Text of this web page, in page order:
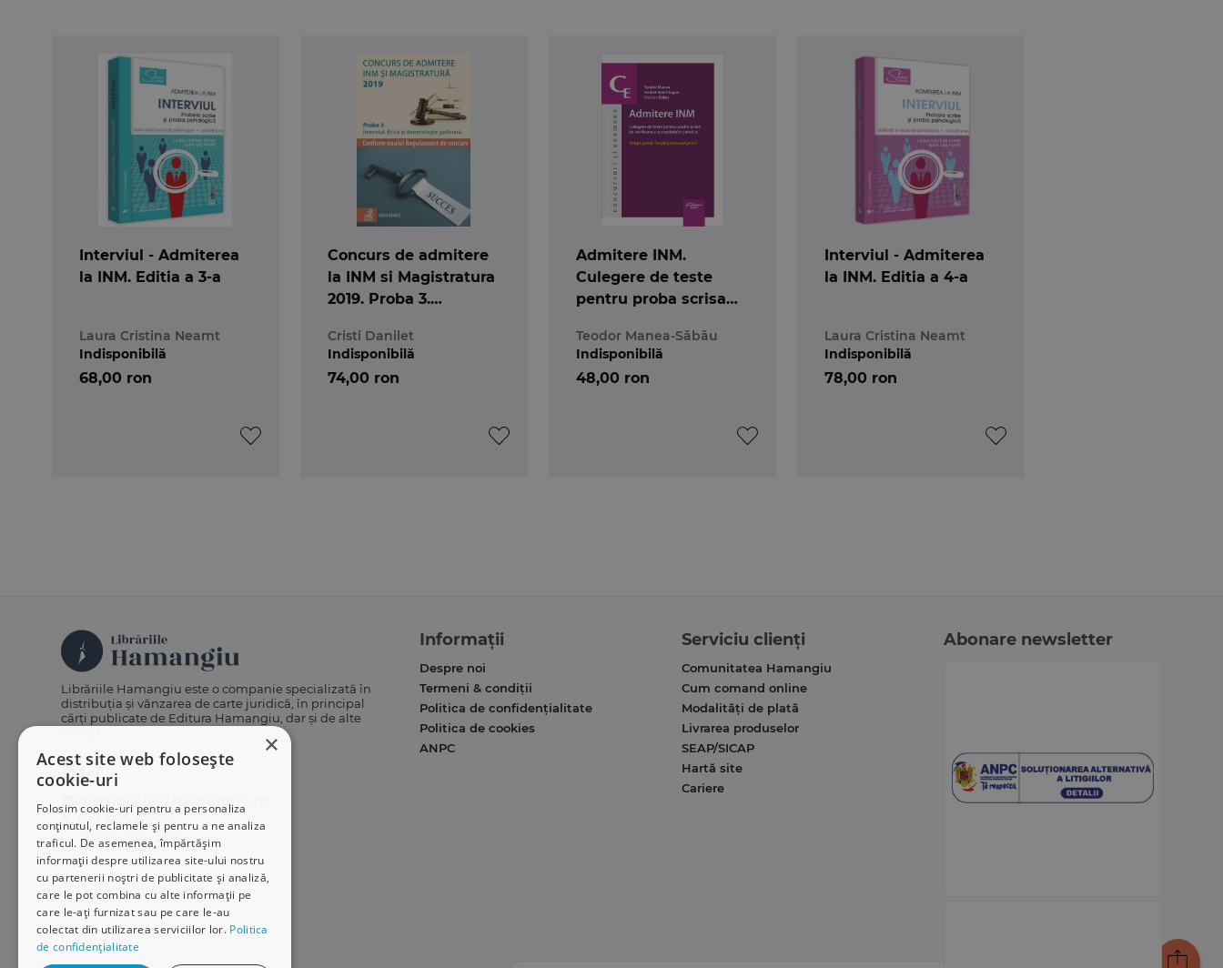
Interviul - Admiterea
la INM. Editia a 3-a
Laura Cristina Neamt
68,00 ron
Indisponibilă
Concurs de admitere
la INM si Magistratura
2019. Proba 3.
deontologie judiciara
Cristi Danilet
74,00 ron
Indisponibilă
Admitere INM.
Culegere de teste
pentru proba scrisa
cunostintelor juridice.
Drept penal. Drept
procesual penal
Teodor Manea-Săbău
48,00 ron
Indisponibilă
Interviul - Admiterea
la INM. Editia a 4-a
Laura Cristina Neamt
78,00 ron
Indisponibilă
×
Acest site web folosește
cookie-uri
Folosim cookie-uri pentru a personaliza
conținutul, reclamele și pentru a ne analiza
traficul. De asemenea, împărtășim
informații despre utilizarea site-ului nostru
cu partenerii noștri de publicitate și analiză,
care le pot combina cu alte informații pe
care le-ați furnizat sau pe care le-au
colectat din utilizarea serviciilor lor. Politica
de confidențialitate
Librăriile Hamangiu este o companie specializată în
distribuția și vânzarea de carte juridică, în principal
cărți publicate de Editura Hamangiu, dar și de alte
distributie@hamangiu.ro
031 425 42 24
0741 244 032
Informații
Despre noi
Termeni & condiții
Politica de confidențialitate
Politica de cookies
ANPC
Serviciu clienți
Comunitatea Hamangiu
Cum comand online
Modalități de plată
Livrarea produselor
SEAP/SICAP
Hartă site
Cariere
Abonare newsletter